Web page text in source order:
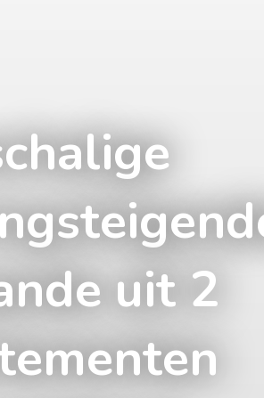
uit 2